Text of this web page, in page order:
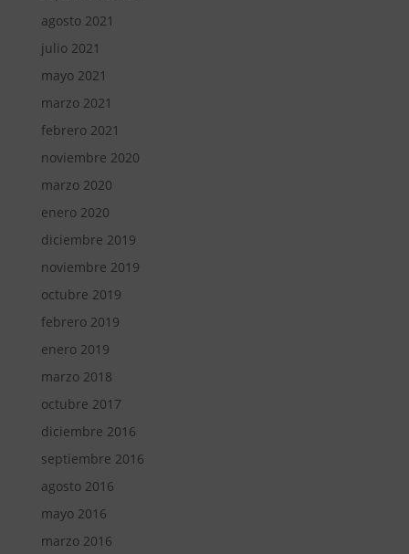
agosto 2021
julio 2021
mayo 2021
marzo 2021
febrero 2021
noviembre 2020
marzo 2020
enero 2020
diciembre 2019
noviembre 2019
octubre 2019
febrero 2019
enero 2019
marzo 2018
octubre 2017
diciembre 2016
septiembre 2016
agosto 2016
mayo 2016
marzo 2016